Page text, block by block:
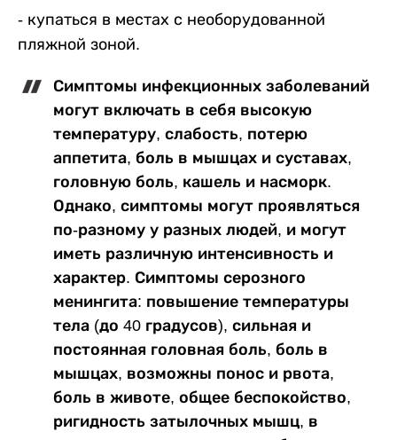
- купаться в местах с необорудованной
пляжной зоной.
Симптомы инфекционных заболеваний
могут включать в себя высокую
температуру, слабость, потерю
аппетита, боль в мышцах и суставах,
головную боль, кашель и насморк.
Однако, симптомы могут проявляться
по-разному у разных людей, и могут
иметь различную интенсивность и
характер. Симптомы серозного
менингита: повышение температуры
тела (до 40 градусов), сильная и
постоянная головная боль, боль в
мышцах, возможны понос и рвота,
боль в животе, общее беспокойство,
ригидность затылочных мышц, в